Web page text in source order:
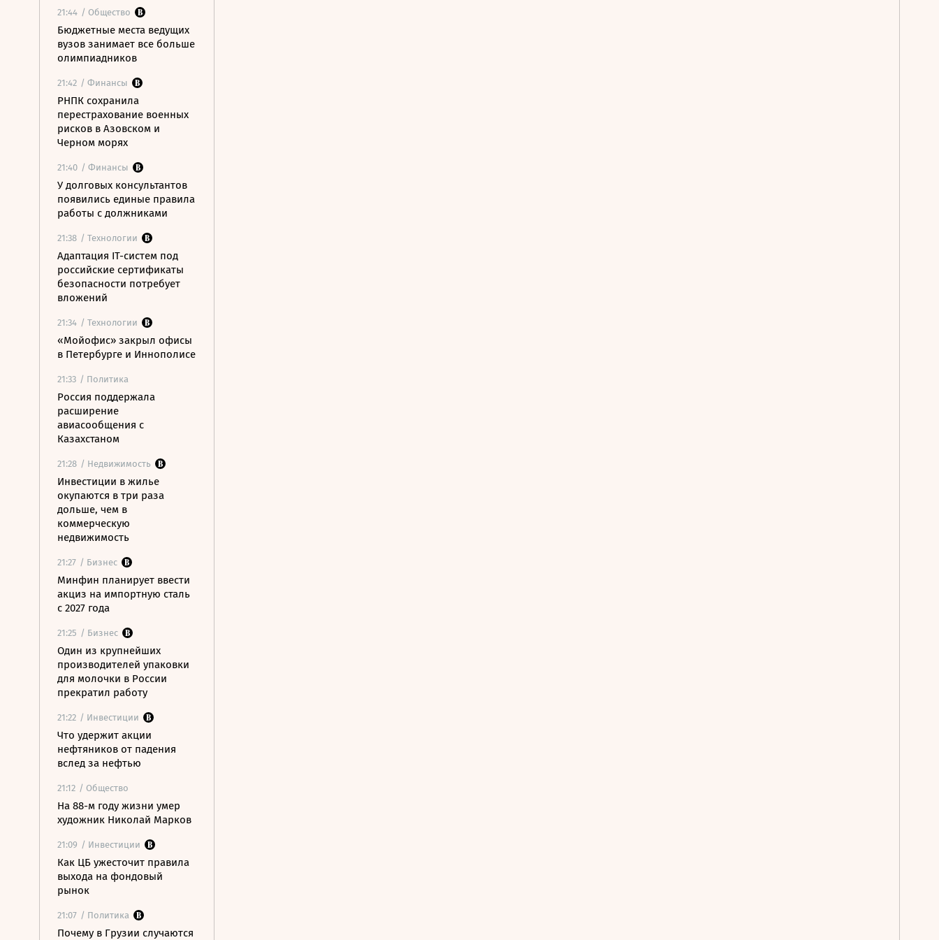
21:44 / Общество
Бюджетные места ведущих
вузов занимает все больше
олимпиадников
21:42 / Финансы
РНПК сохранила
перестрахование военных
рисков в Азовском и
Черном морях
21:40 / Финансы
У долговых консультантов
появились единые правила
работы с должниками
21:38 / Технологии
Адаптация IT-систем под
российские сертификаты
безопасности потребует
вложений
21:34 / Технологии
«Мойофис» закрыл офисы
в Петербурге и Иннополисе
21:33 / Политика
Россия поддержала
расширение
авиасообщения с
Казахстаном
21:28 / Недвижимость
Инвестиции в жилье
окупаются в три раза
дольше, чем в
коммерческую
недвижимость
21:27 / Бизнес
Минфин планирует ввести
акциз на импортную сталь
с 2027 года
21:25 / Бизнес
Один из крупнейших
производителей упаковки
для молочки в России
прекратил работу
21:22 / Инвестиции
Что удержит акции
нефтяников от падения
вслед за нефтью
21:12 / Общество
На 88-м году жизни умер
художник Николай Марков
21:09 / Инвестиции
Как ЦБ ужесточит правила
выхода на фондовый
рынок
21:07 / Политика
Почему в Грузии случаются